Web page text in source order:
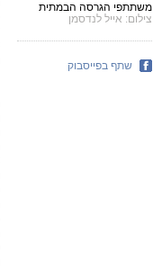
משתתפי הגרסה הבמתית
צילום: אייל לנדסמן
שתף בפייסבוק